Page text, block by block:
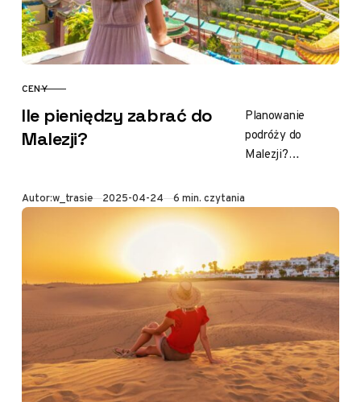
KATEGORIA
CENY
Ile pieniędzy zabrać do
Malezji?
Planowanie
podróży do
Malezji?
kraj pełen
nowoczesnych
metropolii po
malownicze plaże
i bujne lasy…
Autor:w_trasie Opublikowano
2025-04-24 6 min. czytania